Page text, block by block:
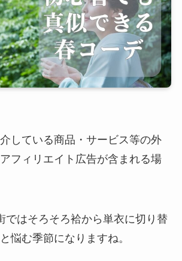
している商品・サービス等の外
フィリエイト広告が含まれる場
ではそろそろ袷から単衣に切り替
む季節になりますね。